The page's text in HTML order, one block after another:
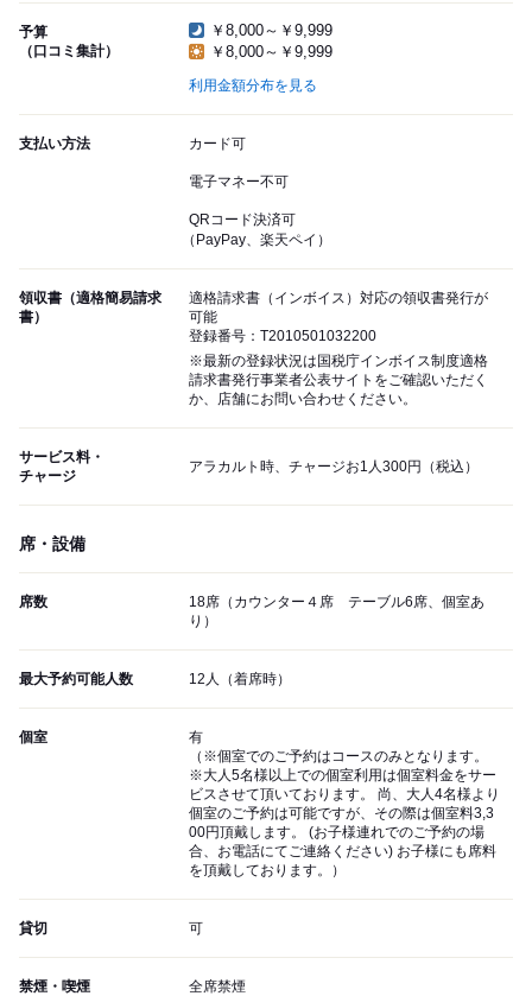
予算
（口コミ集計）
￥8,000～￥9,999
￥8,000～￥9,999
利用金額分布を見る
支払い方法 カード可
電子マネー不可
QRコード決済可
（PayPay、楽天ペイ）
領収書（適格簡易請求
書）
適格請求書（インボイス）対応の領収書発行が
可能
登録番号：T2010501032200
※最新の登録状況は国税庁インボイス制度適格
請求書発行事業者公表サイトをご確認いただく
か、店舗にお問い合わせください。
サービス料・
チャージ
アラカルト時、チャージお1人300円（税込）
席・設備
席数
18席（カウンター４席 テーブル6席、個室あ
り）
最大予約可能人数 12人（着席時）
個室
有
（※個室でのご予約はコースのみとなります。
※大人5名様以上での個室利用は個室料金をサー
ビスさせて頂いております。 尚、大人4名様より
個室のご予約は可能ですが、その際は個室料3,3
00円頂戴します。 (お子様連れでのご予約の場
合、お電話にてご連絡ください) お子様にも席料
を頂戴しております。）
貸切 可
禁煙・喫煙
全席禁煙